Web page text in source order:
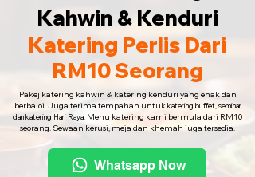
Kahwin & Kenduri
Katering Perlis Dari
RM10 Seorang
Pakej katering kahwin & katering kenduri yang enak dan
berbaloi. Juga terima tempahan untukkatering buffet, seminar
dan katering Hari Raya. Menu katering kami bermula dari RM10
seorang. Sewaan kerusi, meja dan khemah juga tersedia.
Whatsapp Now